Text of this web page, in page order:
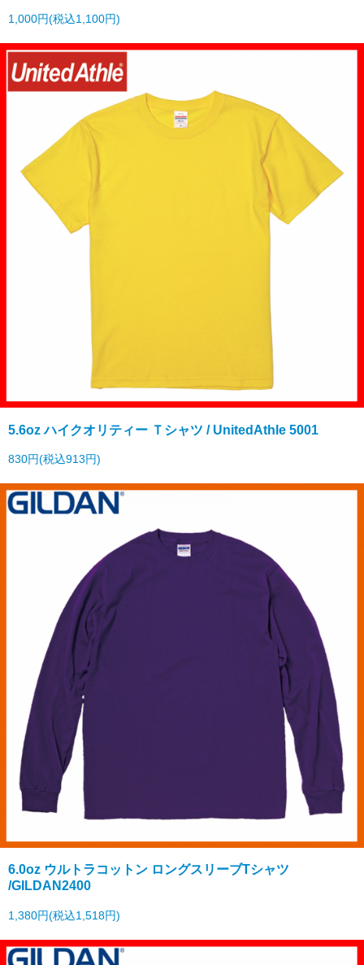
1,000円(税込1,100円)
5.6oz ハイクオリティー Ｔシャツ / UnitedAthle 5001
830円(税込913円)
6.0oz ウルトラコットン ロングスリーブTシャツ
/GILDAN2400
1,380円(税込1,518円)